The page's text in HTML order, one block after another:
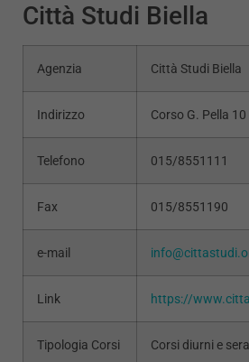
Città Studi Biella
Agenzia Città Studi Biella
Indirizzo Corso G. Pella
Telefono 015/8551111
Fax 015/8551190
e-mail
Link https://
Tipologia Corsi Corsi diurni e